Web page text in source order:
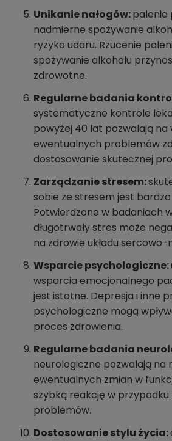
Unikanie nałogów:palenie
nadmierne spożywanie
ryzyko udaru. Rzucenie
spożywanie alkoholu
zdrowotne.
Regularne badania
systematyczne kontrole
powyżej 40 lat pozwalają
ewentualnych problemów
dostosowanie skutecznej
Zarządzanie stresem:
sobie ze stresem jest bardzo
Potwierdzone w badaniach
długotrwały stres może
na zdrowie układu sercowo-
Wsparcie psychologiczne:
wsparcia emocjonalnego
jest istotne. Depresja i inne
psychologiczne mogą
proces zdrowienia.
Regularne badania
neurologiczne pozwalają na
ewentualnych zmian w
szybką reakcję w przypadku
problemów.
Dostosowanie stylu życia: